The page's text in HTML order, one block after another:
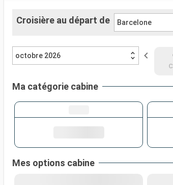
Croisière au départ de Barcelone
octobre 2026
Ma catégorie cabine
Mes options cabine